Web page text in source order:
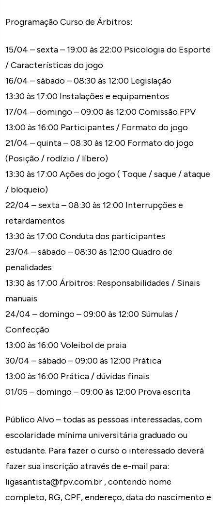
Programação Curso de Árbitros:
15/04 – sexta – 19:00 às 22:00 Psicologia do Esporte
/ Características do jogo
16/04 – sábado – 08:30 às 12:00 Legislação
13:30 às 17:00 Instalações e equipamentos
17/04 – domingo – 09:00 às 12:00 Comissão FPV
13:00 às 16:00 Participantes / Formato do jogo
21/04 – quinta – 08:30 às 12:00 Formato do jogo
(Posição / rodízio / líbero)
13:30 às 17:00 Ações do jogo ( Toque / saque / ataque
/ bloqueio)
22/04 – sexta – 08:30 às 12:00 Interrupções e
retardamentos
13:30 às 17:00 Conduta dos participantes
23/04 – sábado – 08:30 às 12:00 Quadro de
penalidades
13:30 às 17:00 Árbitros: Responsabilidades / Sinais
manuais
24/04 – domingo – 09:00 às 12:00 Súmulas /
Confecção
13:00 às 16:00 Voleibol de praia
30/04 – sábado – 09:00 às 12:00 Prática
13:00 às 16:00 Prática / dúvidas finais
01/05 – domingo – 09:00 às 12:00 Prova escrita
Público Alvo – todas as pessoas interessadas, com
escolaridade mínima universitária graduado ou
estudante. Para fazer o curso o interessado deverá
fazer sua inscrição através de e-mail para:
ligasantista@fpv.com.br , contendo nome
completo, RG, CPF, endereço, data do nascimento e